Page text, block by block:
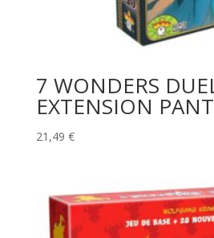
7 WONDERS
EXTENSION
21,49 €